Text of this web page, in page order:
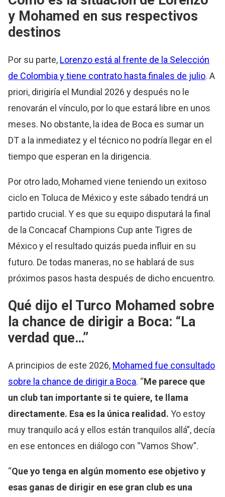
y Mohamed en sus respectivos
destinos
Por su parte, Lorenzo está al frente de la Selección
de Colombia y tiene contrato hasta finales de julio. A
priori, dirigiría el Mundial 2026 y después no le
renovarán el vínculo, por lo que estará libre en unos
meses. No obstante, la idea de Boca es sumar un
DT a la inmediatez y el técnico no podría llegar en el
tiempo que esperan en la dirigencia.
Por otro lado, Mohamed viene teniendo un exitoso
ciclo en Toluca de México y este sábado tendrá un
partido crucial. Y es que su equipo disputará la final
de la Concacaf Champions Cup ante Tigres de
México y el resultado quizás pueda influir en su
futuro. De todas maneras, no se hablará de sus
próximos pasos hasta después de dicho encuentro.
Qué dijo el Turco Mohamed sobre
la chance de dirigir a Boca: “La
verdad que…”
A principios de este 2026, Mohamed fue consultado
sobre la chance de dirigir a Boca. “Me parece que
un club tan importante si te quiere, te llama
directamente. Esa es la única realidad. Yo estoy
muy tranquilo acá y ellos están tranquilos allá”, decía
en ese entonces en diálogo con “Vamos Show”.
“Que yo tenga en algún momento ese objetivo y
esas ganas de dirigir en ese gran club es una